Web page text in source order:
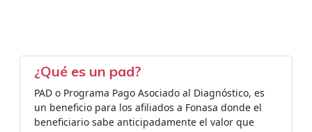
¿Qué es un pad?
PAD o Programa Pago Asociado al Diagnóstico, es
un beneficio para los afiliados a Fonasa donde el
beneficiario sabe anticipadamente el valor que